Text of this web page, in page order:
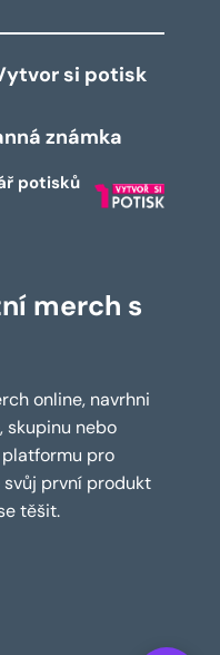
si potisk
známka
potisků
merch s
online, navrhni
skupinu nebo
pro
svůj první produkt
těšit.